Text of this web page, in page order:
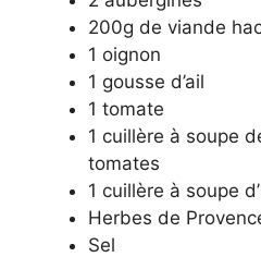
200g de viande
1 oignon
1 gousse d’ail
1 tomate
1 cuillère à soupe
tomates
1 cuillère à soupe
Herbes de
Sel